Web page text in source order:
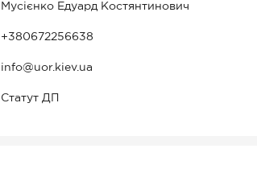
Мусієнко Едуард Костянтинович
+380672256638
info@uor.kiev.ua
Статут ДП